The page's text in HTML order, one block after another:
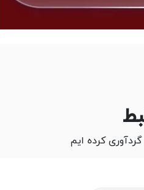
کرده ایم